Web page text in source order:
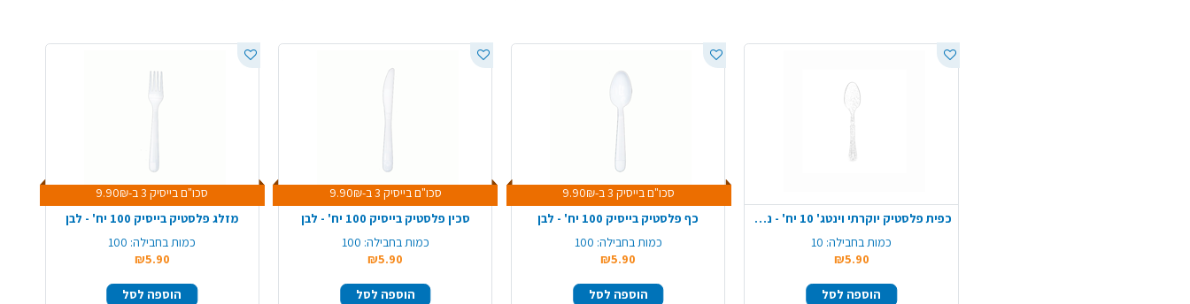
כפית פלסטיק יוקרתי וינטג' 10 יח' - ניצוצות כסף
כמות בחבילה: 10
₪5.90
הוספה לסל
סכו"ם בייסיק 3 ב-9.90₪
כף פלסטיק בייסיק 100 יח' - לבן
כמות בחבילה: 100
₪5.90
הוספה לסל
סכו"ם בייסיק 3 ב-9.90₪
סכין פלסטיק בייסיק 100 יח' - לבן
כמות בחבילה: 100
₪5.90
הוספה לסל
סכו"ם בייסיק 3 ב-9.90₪
מזלג פלסטיק בייסיק 100 יח' - לבן
כמות בחבילה: 100
₪5.90
הוספה לסל